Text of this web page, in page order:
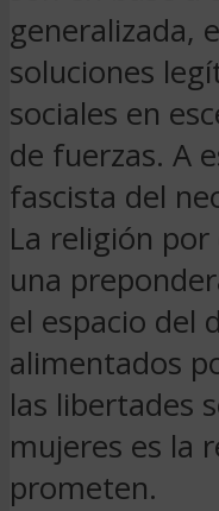
generalizada,
soluciones
sociales en
de fuerzas. A
fascista del
La religión
una
el espacio del
alimentados
las libertades
mujeres es la
prometen.